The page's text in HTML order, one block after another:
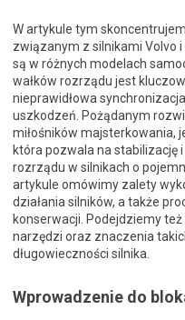
W artykule tym
związanym z silnikami Volvo
są w różnych modelach
wałków rozrządu jest
nieprawidłowa
uszkodzeń. Pożądanym
miłośników majsterkowania,
która pozwala na stabilizację
rozrządu w silnikach o
artykule omówimy zalety
działania silników, a także
konserwacji. Podejdziemy
narzędzi oraz znaczenia
długowieczności silnika.
Wprowadzenie do